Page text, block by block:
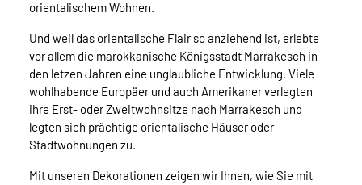
orientalischem Wohnen.
Und weil das orientalische Flair so anziehend ist, erlebte
vor allem die marokkanische Königsstadt Marrakesch in
den letzen Jahren eine unglaubliche Entwicklung. Viele
wohlhabende Europäer und auch Amerikaner verlegten
ihre Erst- oder Zweitwohnsitze nach Marrakesch und
legten sich prächtige orientalische Häuser oder
Stadtwohnungen zu.
Mit unseren Dekorationen zeigen wir Ihnen, wie Sie mit